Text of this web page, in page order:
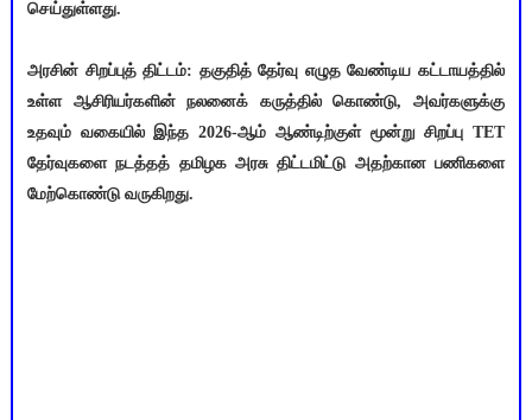
செய்துள்ளது.
அரசின் சிறப்புத் திட்டம்: தகுதித் தேர்வு எழுத வேண்டிய கட்டாயத்தில்
உள்ள ஆசிரியர்களின் நலனைக் கருத்தில் கொண்டு, அவர்களுக்கு
உதவும் வகையில் இந்த 2026-ஆம் ஆண்டிற்குள் மூன்று சிறப்பு TET
தேர்வுகளை நடத்தத் தமிழக அரசு திட்டமிட்டு அதற்கான பணிகளை
மேற்கொண்டு வருகிறது.